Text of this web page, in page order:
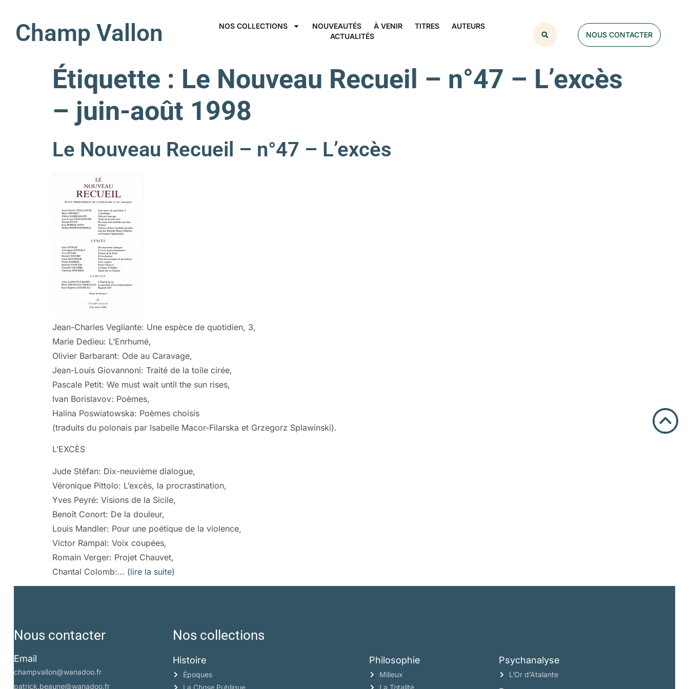
Champ Vallon NOS COLLECTIONS NOUVEAUTÉS À VENIR TITRES
AUTEURS
ACTUALITÉS
NOUS CONTACTER
Étiquette : Le Nouveau Recueil – n°47 – L’excès
– juin-août 1998
Le Nouveau Recueil – n°47 – L’excès
Jean-Charles Vegliante: Une espèce de quotidien, 3,
Marie Dedieu: L’Enrhumé,
Olivier Barbarant: Ode au Caravage,
Jean-Louis Giovannoni: Traité de la toile cirée,
Pascale Petit: We must wait until the sun rises,
Ivan Borislavov: Poèmes,
Halina Poswiatowska: Poèmes choisis
(traduits du polonais par Isabelle Macor-Filarska et Grzegorz Splawinski).
L’EXCÈS
Jude Stéfan: Dix-neuvième dialogue,
Véronique Pittolo: L’excès, la procrastination,
Yves Peyré: Visions de la Sicile,
Benoît Conort: De la douleur,
Louis Mandler: Pour une poétique de la violence,
Victor Rampal: Voix coupées,
Romain Verger: Projet Chauvet,
Chantal Colomb:… (lire la suite)
Nous contacter
Email
champvallon@wanadoo.fr
patrick.beaune@wanadoo.fr
Nos collections
Histoire
Époques
Philosophie
Milieux
Psychanalyse
L’Or d’Atalante